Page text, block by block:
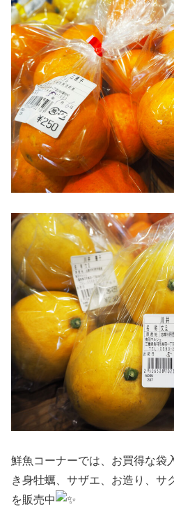
鮮魚コーナーでは、お買得な袋
き身牡蠣、サザエ、お造り、サ
を販売中